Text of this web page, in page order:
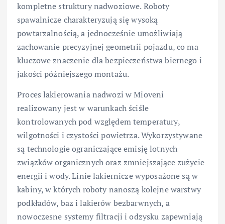
kompletne struktury nadwoziowe. Roboty
spawalnicze charakteryzują się wysoką
powtarzalnością, a jednocześnie umożliwiają
zachowanie precyzyjnej geometrii pojazdu, co ma
kluczowe znaczenie dla bezpieczeństwa biernego i
jakości późniejszego montażu.
Proces lakierowania nadwozi w Mioveni
realizowany jest w warunkach ściśle
kontrolowanych pod względem temperatury,
wilgotności i czystości powietrza. Wykorzystywane
są technologie ograniczające emisję lotnych
związków organicznych oraz zmniejszające zużycie
energii i wody. Linie lakiernicze wyposażone są w
kabiny, w których roboty nanoszą kolejne warstwy
podkładów, baz i lakierów bezbarwnych, a
nowoczesne systemy filtracji i odzysku zapewniają